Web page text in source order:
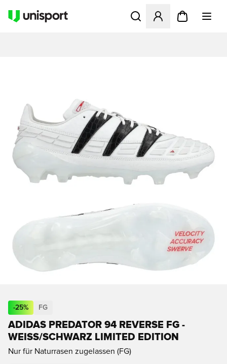
Öffnet ein Fenster zum
-25% FG
ADIDAS PREDATOR 94 REVERSE FG -
WEISS/SCHWARZ LIMITED EDITION
Nur für Naturrasen zugelassen (FG)